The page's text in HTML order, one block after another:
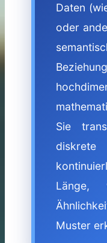
Daten
oder
Sie
Länge,
Muster